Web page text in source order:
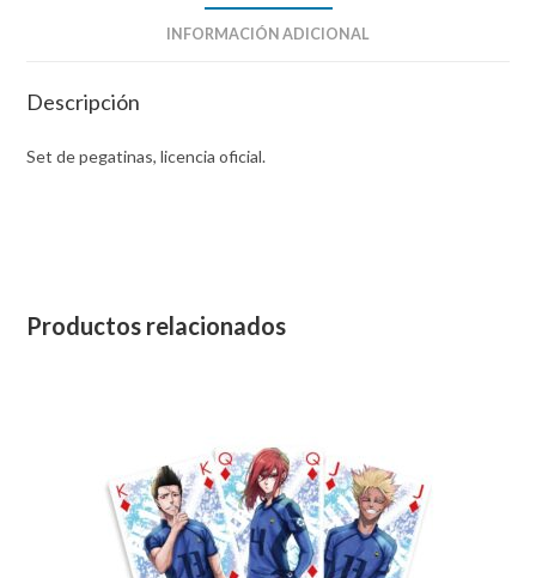
INFORMACIÓN ADICIONAL
Descripción
Set de pegatinas, licencia oficial.
Productos relacionados